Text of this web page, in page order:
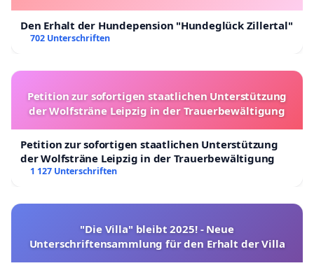
Den Erhalt der Hundepension "Hundeglück Zillertal"
702 Unterschriften
Petition zur sofortigen staatlichen Unterstützung
der Wolfsträne Leipzig in der Trauerbewältigung
Petition zur sofortigen staatlichen Unterstützung
der Wolfsträne Leipzig in der Trauerbewältigung
1 127 Unterschriften
"Die Villa" bleibt 2025! - Neue
Unterschriftensammlung für den Erhalt der Villa